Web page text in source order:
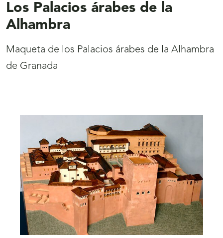
Los Palacios árabes de la
Alhambra
Maqueta de los Palacios árabes de la Alhambra
de Granada